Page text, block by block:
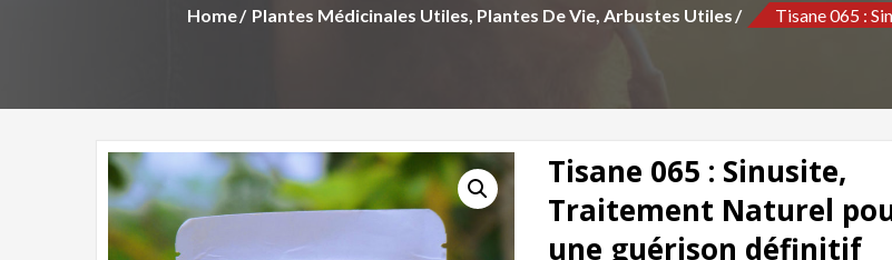
Home Plantes Médicinales Utiles, Plantes De Vie, Arbustes Utiles Tisane 065 :
Tisane 065 : Sinusite,
Traitement Naturel
une guérison définitif